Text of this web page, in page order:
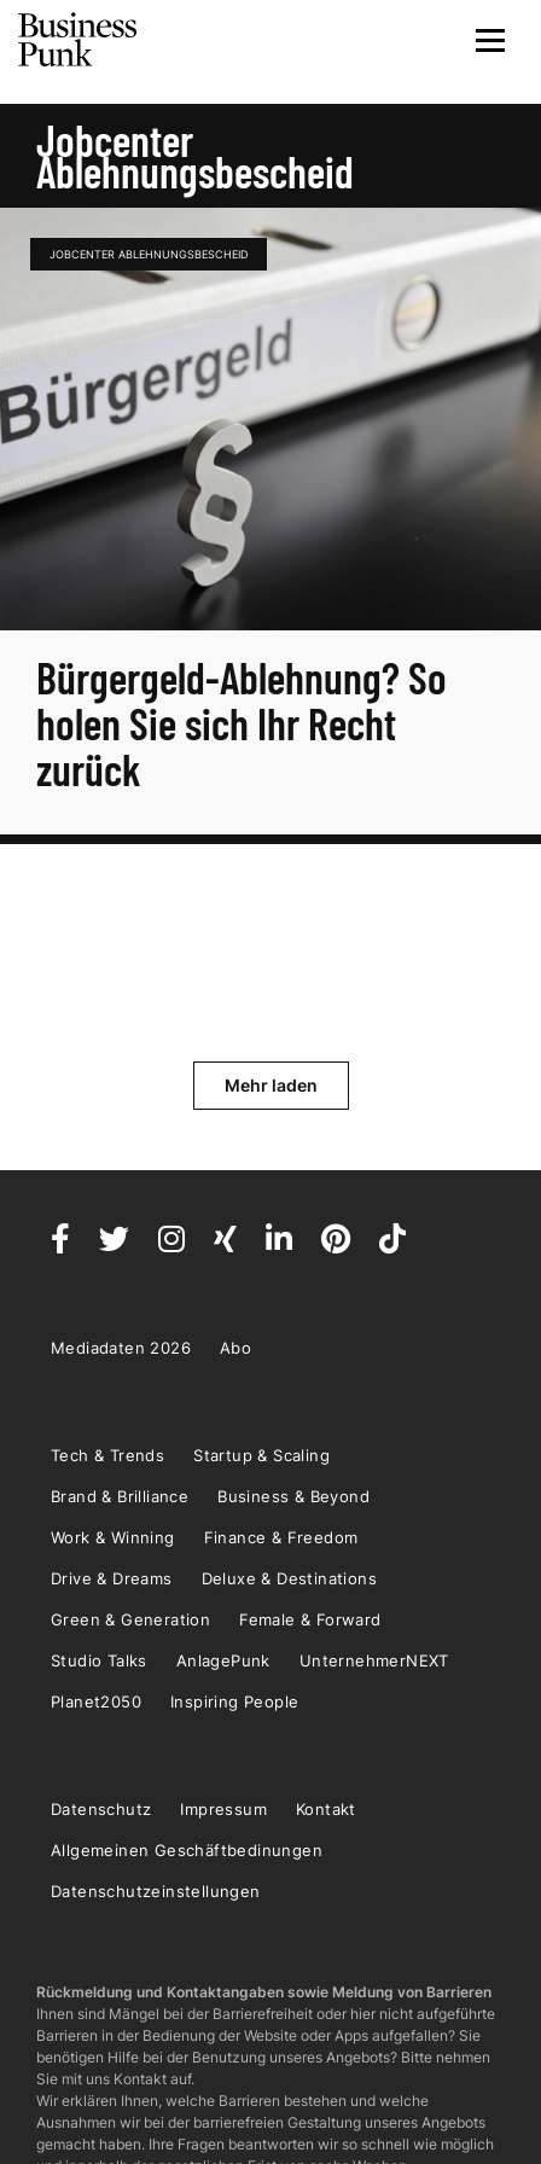
Jobcenter
Ablehnungsbescheid
JOBCENTER ABLEHNUNGSBESCHEID
Bürgergeld-Ablehnung? So
holen Sie sich Ihr Recht
zurück
Mehr laden
Mediadaten 2026 Abo
Tech & Trends Startup & Scaling
Brand & Brilliance Business & Beyond
Work & Winning Finance & Freedom
Drive & Dreams Deluxe & Destinations
Green & Generation Female & Forward
Studio Talks AnlagePunk UnternehmerNEXT
Planet2050 Inspiring People
Datenschutz Impressum Kontakt
Allgemeinen Geschäftbedinungen
Datenschutzeinstellungen
Rückmeldung und Kontaktangaben sowie Meldung von Barrieren
Ihnen sind Mängel bei der Barrierefreiheit oder hier nicht aufgeführte
Barrieren in der Bedienung der Website oder Apps aufgefallen? Sie
benötigen Hilfe bei der Benutzung unseres Angebots? Bitte nehmen
Sie mit uns Kontakt auf.
Wir erklären Ihnen, welche Barrieren bestehen und welche
Ausnahmen wir bei der barrierefreien Gestaltung unseres Angebots
gemacht haben. Ihre Fragen beantworten wir so schnell wie möglich